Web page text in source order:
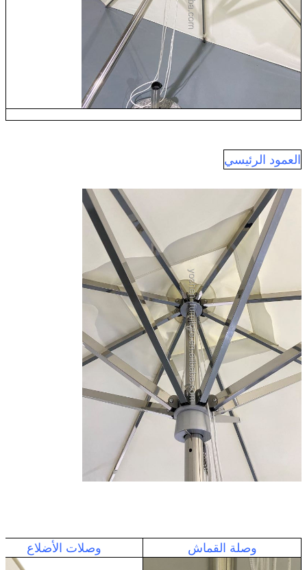
العمود الرئيسي
وصلة القماش وصلات الأضلاع